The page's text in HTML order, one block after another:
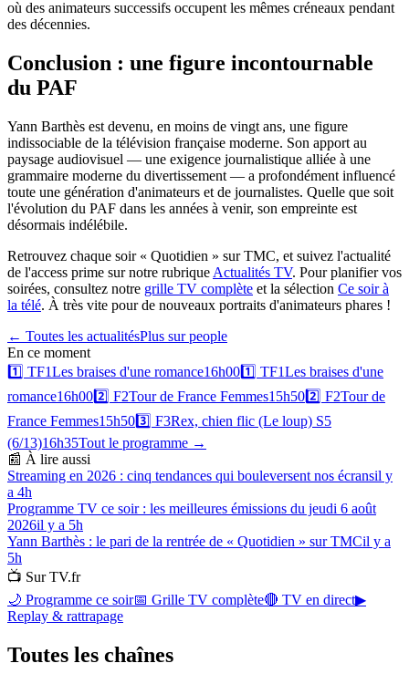
où des animateurs successifs occupent les mêmes créneaux pendant
des décennies.
Conclusion : une figure incontournable
du PAF
Yann Barthès est devenu, en moins de vingt ans, une figure
indissociable de la télévision française moderne. Son apport au
paysage audiovisuel — une exigence journalistique alliée à une
grammaire moderne du divertissement — a profondément influencé
toute une génération d'animateurs et de journalistes. Quelle que soit
l'évolution du PAF dans les années à venir, son empreinte est
désormais indélébile.
Retrouvez chaque soir « Quotidien » sur TMC, et suivez l'actualité
de l'access prime sur notre rubrique Actualités TV. Pour planifier vos
soirées, consultez notre grille TV complète et la sélection Ce soir à
la télé. À très vite pour de nouveaux portraits d'animateurs phares !
← Toutes les actualitésPlus surpeople
En ce moment
1️⃣ TF1Les braises d'une romance16h001️⃣ TF1Les braises d'une
romance16h002️⃣ F2Tour de France Femmes15h502️⃣ F2Tour de
France Femmes15h503️⃣ F3Rex, chien flic (Le loup) S5
(6/13)16h35Tout le programme →
📰 À lire aussi
Streaming en 2026 : cinq tendances qui bouleversent nos écransil y
a 4h
Programme TV ce soir : les meilleures émissions du jeudi 6 août
2026il y a 5h
Yann Barthès : le pari de la rentrée de « Quotidien » sur TMCil y a
5h
📺 Sur TV.fr
🌙 Programme ce soir📅 Grille TV complète🔴 TV en direct▶
Replay & rattrapage
Toutes les chaînes